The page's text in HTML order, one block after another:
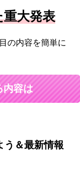
大発表
の内容を簡単に
容は
う＆最新情報